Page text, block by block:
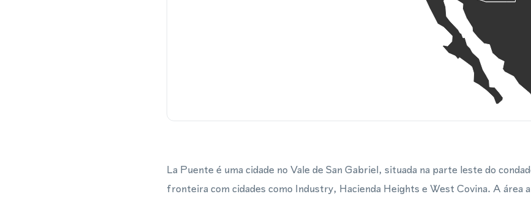
La Puente é uma cidade no Vale de San Gabriel, situada na parte leste do
fronteira com cidades como Industry, Hacienda Heights e West Covina. A área